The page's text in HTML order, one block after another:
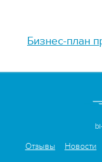
Бизнес-план
Отзывы Новости